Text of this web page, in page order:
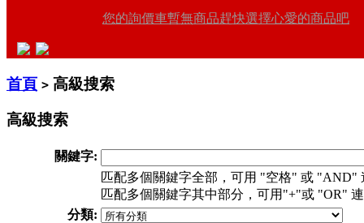
您的詢價車暫無商品趕快選擇心愛的商品吧
首頁 > 高級搜索
高級搜索
關鍵字:
匹配多個關鍵字全部，可用 "空格" 或 "AND"
匹配多個關鍵字其中部分，可用"+"或 "OR"
分類: